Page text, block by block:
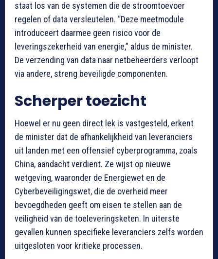
staat los van de systemen die de stroomtoevoer
regelen of data versleutelen. “Deze meetmodule
introduceert daarmee geen risico voor de
leveringszekerheid van energie,” aldus de minister.
De verzending van data naar netbeheerders verloopt
via andere, streng beveiligde componenten.
Scherper toezicht
Hoewel er nu geen direct lek is vastgesteld, erkent
de minister dat de afhankelijkheid van leveranciers
uit landen met een offensief cyberprogramma, zoals
China, aandacht verdient. Ze wijst op nieuwe
wetgeving, waaronder de Energiewet en de
Cyberbeveiligingswet, die de overheid meer
bevoegdheden geeft om eisen te stellen aan de
veiligheid van de toeleveringsketen. In uiterste
gevallen kunnen specifieke leveranciers zelfs worden
uitgesloten voor kritieke processen.